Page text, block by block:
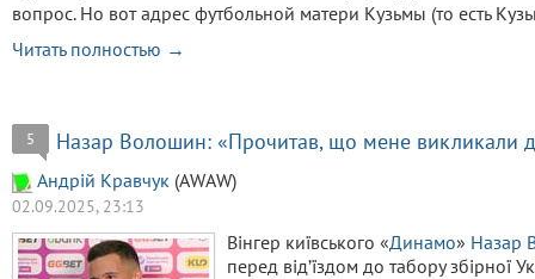
вопрос. Но вот адрес футбольной матери Кузьмы (то есть
Читать полностью →
5 Назар Волошин: «Прочитав, що мене викликали
Aндрiй Кравчук (AWAW)
02.09.2025, 23:13
Вінгер київського «Динамо» Назар
перед від’їздом до табору збірної